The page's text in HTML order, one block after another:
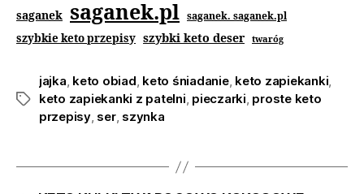
saganek saganek.pl saganek. saganek.pl
szybkie keto przepisy szybki keto deser twaróg
jajka, keto obiad, keto śniadanie, keto zapiekanki,
keto zapiekanki z patelni, pieczarki, proste keto
przepisy, ser, szynka